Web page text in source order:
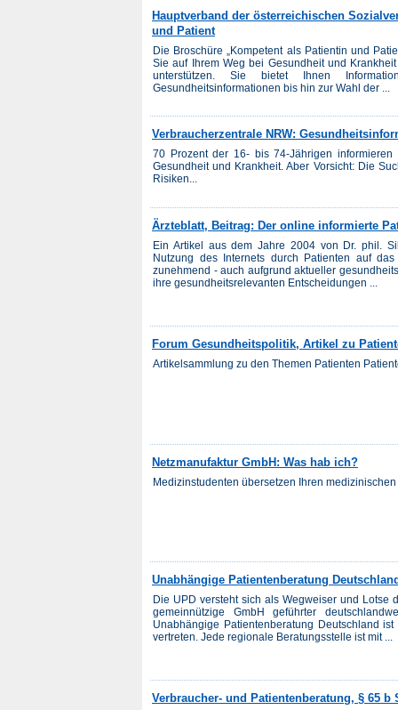
Hauptverband der österreichischen
und Patient
Die Broschüre „Kompetent als Patientin und
Sie auf Ihrem Weg bei Gesundheit und
unterstützen. Sie bietet Ihnen
Gesundheitsinformationen bis hin zur Wahl der ...
Verbraucherzentrale NRW:
70 Prozent der 16- bis 74-Jährigen
Gesundheit und Krankheit. Aber Vorsicht: Die
Risiken...
Ärzteblatt, Beitrag: Der online informierte
Ein Artikel aus dem Jahre 2004 von Dr. phil.
Nutzung des Internets durch Patienten auf
zunehmend - auch aufgrund aktueller
ihre gesundheitsrelevanten Entscheidungen ...
Forum Gesundheitspolitik, Artikel zu
Artikelsammlung zu den Themen Patienten
Netzmanufaktur GmbH: Was hab ich?
Medizinstudenten übersetzen Ihren
Unabhängige Patientenberatung
Die UPD versteht sich als Wegweiser und Lotse
gemeinnützige GmbH geführter
Unabhängige Patientenberatung Deutschland
vertreten. Jede regionale Beratungsstelle ist mit ...
Verbraucher- und Patientenberatung, § 65 b